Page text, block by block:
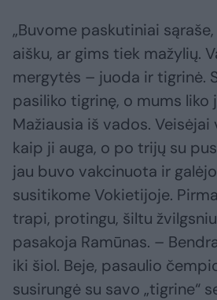
„Buvome paskutiniai
aišku, ar gims tiek mažylių.
mergytės – juoda ir tigrinė.
pasiliko tigrinę, o mums liko
Mažiausia iš vados.
kaip ji auga, o po trijų su
jau buvo vakcinuota ir
susitikome Vokietijoje.
trapi, protingu, šiltu
pasakoja Ramūnas. –
iki šiol. Beje, pasaulio
susirungė su savo „tigrine“